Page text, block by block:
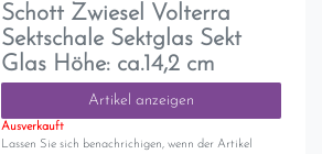
Schott Zwiesel Volterra
Sektschale Sektglas Sekt
Glas Höhe: ca.14,2 cm
Artikel anzeigen
Ausverkauft
Lassen Sie sich benachrichigen, wenn der Artikel